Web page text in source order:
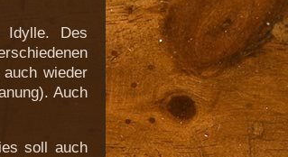
Idylle. Des
wieder
Auch
soll auch